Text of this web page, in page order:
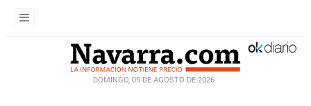
DOMINGO, 09 DE AGOSTO DE 2026